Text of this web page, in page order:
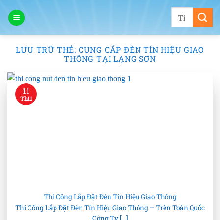
qua
Tìm
LƯU TRỮ THẺ: CUNG CẤP ĐÈN TÍN HIỆU GIAO
THÔNG TẠI LẠNG SƠN
Thi Công Lắp Đặt Đèn Tín Hiệu Giao Thông
Thi Công Lắp Đặt Đèn Tín Hiệu Giao Thông – Trên Toàn Quốc
Công Ty [...]
11
Th11